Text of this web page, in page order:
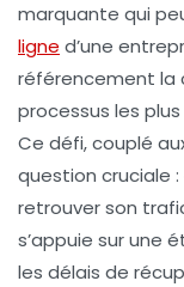
marquante qui
ligne d’une
référencement la
processus les
Ce défi, couplé
question cruciale
retrouver son
s’appuie sur une
les délais de